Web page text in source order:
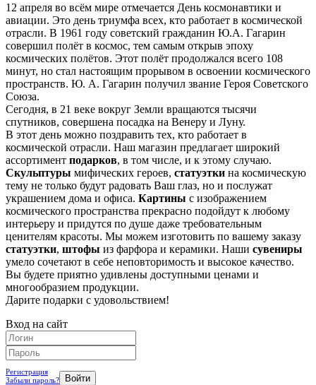
12 апреля во всём мире отмечается День космонавтики и
авиации. Это день триумфа всех, кто работает в космической
отрасли. В 1961 году советский гражданин Ю.А. Гагарин
совершил полёт в космос, тем самым открыв эпоху
космических полётов. Этот полёт продолжался всего 108
минут, но стал настоящим прорывом в освоении космического
пространств. Ю. А. Гагарин получил звание Героя Советского
Союза.
Сегодня, в 21 веке вокруг Земли вращаются тысячи
спутников, совершена посадка на Венеру и Луну.
В этот день можно поздравить тех, кто работает в
космической отрасли. Наш магазин предлагает широкий
ассортимент подарков, в том числе, и к этому случаю.
Скульптуры мифических героев, статуэтки на космическую
тему не только будут радовать Ваш глаз, но и послужат
украшением дома и офиса. Картины с изображением
космического пространства прекрасно подойдут к любому
интерьеру и придутся по душе даже требовательным
ценителям красоты. Мы можем изготовить по вашему заказу
статуэтки, штофы из фарфора и керамики. Наши сувениры
умело сочетают в себе неповторимость и высокое качество.
Вы будете приятно удивлены доступными ценами и
многообразием продукции.
Дарите подарки с удовольствием!
Вход на сайт
Регистрация
Забыли пароль?